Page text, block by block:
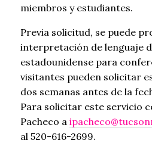
miembros y estudiantes.
Previa solicitud, se puede
interpretación de lenguaje
estadounidense para
visitantes pueden solicitar
dos semanas antes de la
Para solicitar este servicio
Pacheco a
al 520-616-2699.